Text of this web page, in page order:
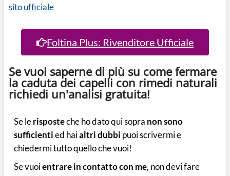
sito ufficiale
Foltina Plus: Rivenditore Ufficiale
Se vuoi saperne di più su come fermare
la caduta dei capelli con rimedi naturali
richiedi un'analisi gratuita!
Se lerisposteche ho dato qui sopra non sono
sufficientied haialtri dubbi puoi scrivermi e
chiedermi tutto quello che vuoi!
Se vuoientrare in contatto con me, non devi fare